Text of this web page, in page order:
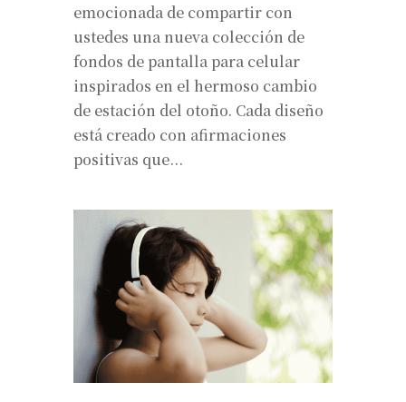
emocionada de compartir con
ustedes una nueva colección de
fondos de pantalla para celular
inspirados en el hermoso cambio
de estación del otoño. Cada diseño
está creado con afirmaciones
positivas que...